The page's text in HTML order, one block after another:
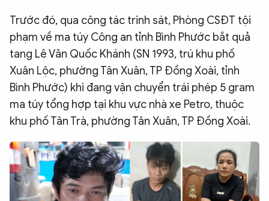
VĂN HÓA - THỂ THAO
BẠN ĐỌC & CAND
ĐA PHƯƠNG TIỆN
eMagazine
Podcast
Video Ảnh
Trước đó, qua công tác trinh sát, Phòng CSĐT tội
phạm về ma túy Công an tỉnh Bình Phước bắt quả
tang Lê Văn Quốc Khánh (SN 1993, trú khu phố
Xuân Lộc, phường Tân Xuân, TP Đồng Xoài, tỉnh
Bình Phước) khi đang vận chuyển trái phép 5 gram
ma túy tổng hợp tại khu vực nhà xe Petro, thuộc
khu phố Tân Trà, phường Tân Xuân, TP Đồng Xoài.